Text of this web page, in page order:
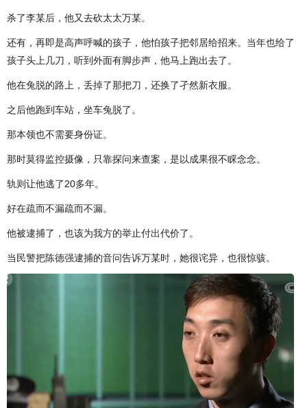
杀了李某后，他又去砍太太万某。
还有，再即是高声呼喊的孩子，他怕孩子把邻居给招来。当年也给了
孩子头上几刀，听到外面有脚步声，他马上跑出去了。
他在兔脱的路上，丢掉了那把刀，还换了孑然新衣服。
之后他跑到车站，坐车兔脱了。
那本领也不需要身份证。
那时莫得监控摄像，只靠探问来查案，是以成果很不睬念念。
轨则让他逃了20多年。
好在疏而不漏疏而不漏。
他被逮捕了，也该为我方的举止付出代价了。
当民警把陈德强逮捕的音问告诉万某时，她很诧异，也很惊骇。